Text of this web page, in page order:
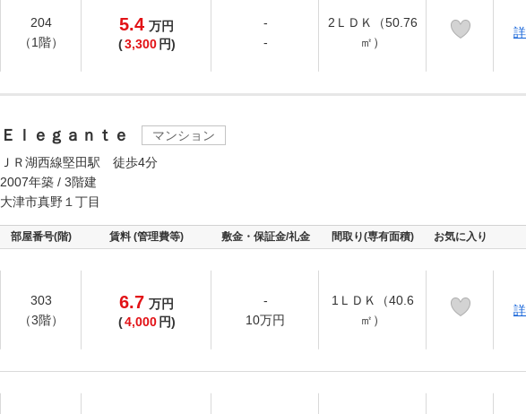
204
（1階）
5.4 万円
(3,300 円)
-
-
2ＬＤＫ（50.76
㎡）
Ｅｌｅｇａｎｔｅ
マンション
ＪＲ湖西線堅田駅 徒歩4分
2007年築 / 3階建
大津市真野１丁目
部屋番号(階) 賃料 (管理費等) 敷金・保証金/礼金 間取り(専有面積) お気に入り
303
（3階）
6.7 万円
(4,000 円)
-
10万円
1ＬＤＫ（40.6
㎡）